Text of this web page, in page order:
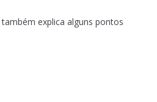
explica alguns pontos